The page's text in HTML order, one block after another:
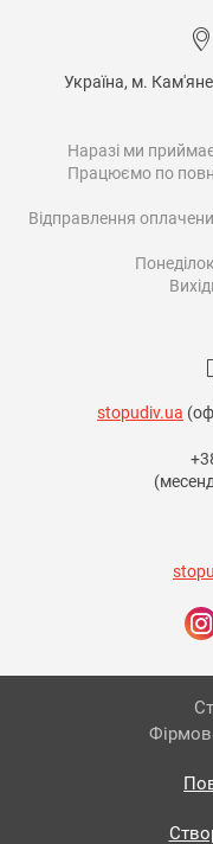
Україна, м.
Наразі ми
Працюємо по
Відправлення
stopudiv.ua